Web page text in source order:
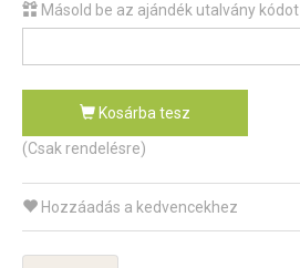
Másold be az ajándék utalvány kódot
Kosárba tesz
(Csak rendelésre)
Hozzáadás a kedvencekhez